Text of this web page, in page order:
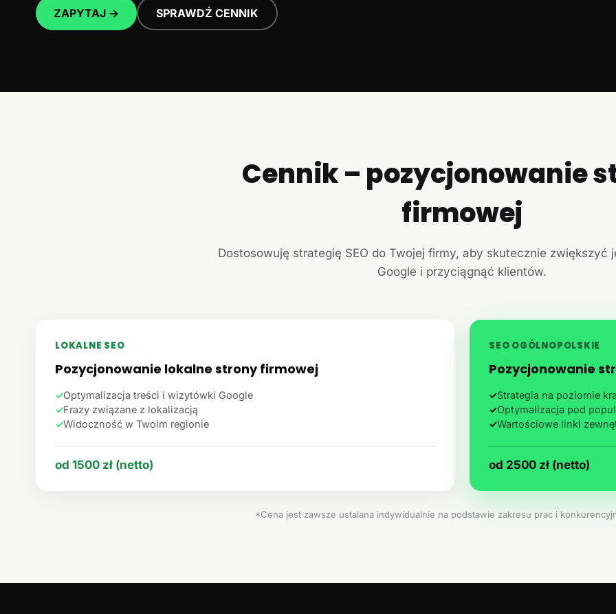
ZAPYTAJ → SPRAWDŹ CENNIK
Cennik – pozycjonowanie
firmowej
Dostosowuję strategię SEO do Twojej firmy, aby skutecznie zwiększyć
Google i przyciągnąć klientów.
LOKALNE SEO
Pozycjonowanie lokalne strony firmowej
✓Optymalizacja treści i wizytówki Google
✓Frazy związane z lokalizacją
✓Widoczność w Twoim regionie
od 1500 zł (netto)
SEO OGÓLNOPOLSKIE
Pozycjonowanie
✓Strategia na poziomie
✓Optymalizacja pod
✓Wartościowe linki
od 2500 zł (netto)
*Cena jest zawsze ustalana indywidualnie na podstawie zakresu prac i